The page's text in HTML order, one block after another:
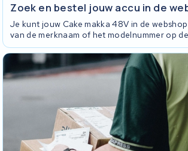
Zoek en bestel jouw accu in de
Je kunt jouw Cake makka 48V in de
van de merknaam of het modelnummer op